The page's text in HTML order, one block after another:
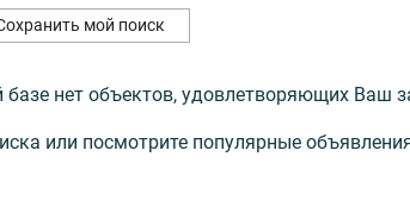
мой поиск
нет объектов, удовлетворяющих Ваш
или посмотрите популярные